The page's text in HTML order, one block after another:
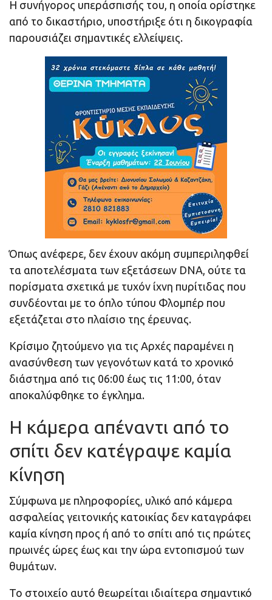
Η συνήγορος υπεράσπισής του, η οποία ορίστηκε
από το δικαστήριο, υποστήριξε ότι η δικογραφία
παρουσιάζει σημαντικές ελλείψεις.
Όπως ανέφερε, δεν έχουν ακόμη συμπεριληφθεί
τα αποτελέσματα των εξετάσεων DNA, ούτε τα
πορίσματα σχετικά με τυχόν ίχνη πυρίτιδας που
συνδέονται με το όπλο τύπου Φλομπέρ που
εξετάζεται στο πλαίσιο της έρευνας.
Κρίσιμο ζητούμενο για τις Αρχές παραμένει η
ανασύνθεση των γεγονότων κατά το χρονικό
διάστημα από τις 06:00 έως τις 11:00, όταν
αποκαλύφθηκε το έγκλημα.
Η κάμερα απέναντι από το
σπίτι δεν κατέγραψε καμία
κίνηση
Σύμφωνα με πληροφορίες, υλικό από κάμερα
ασφαλείας γειτονικής κατοικίας δεν καταγράφει
καμία κίνηση προς ή από το σπίτι από τις πρώτες
πρωινές ώρες έως και την ώρα εντοπισμού των
θυμάτων.
Το στοιχείο αυτό θεωρείται ιδιαίτερα σημαντικό